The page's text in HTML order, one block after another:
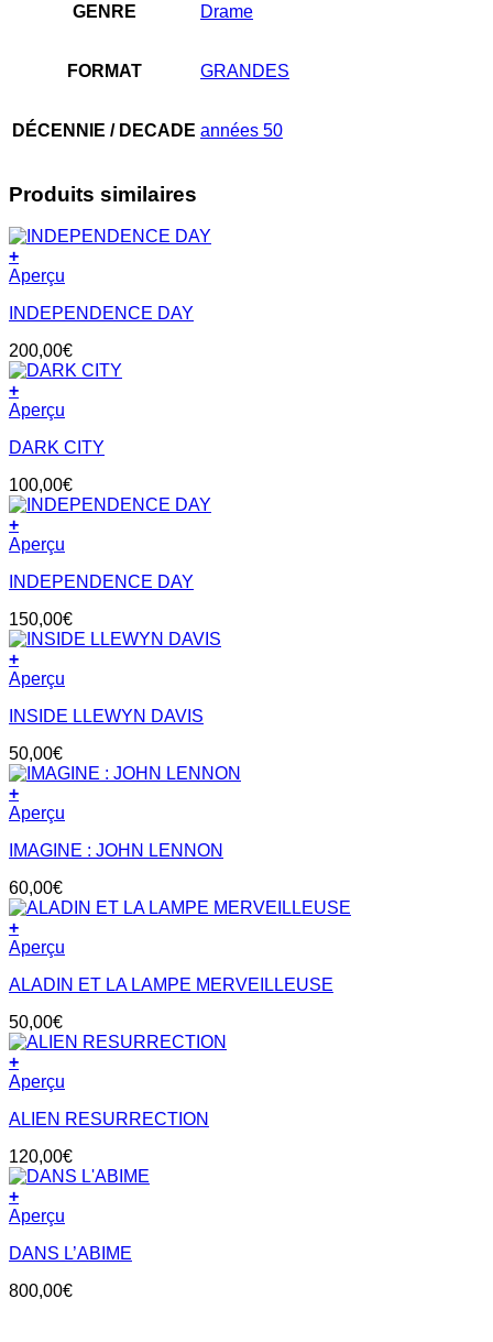
GENRE Drame
FORMAT GRANDES
DÉCENNIE / DECADE années 50
Produits similaires
+
Aperçu
INDEPENDENCE DAY
200,00€
+
Aperçu
DARK CITY
100,00€
+
Aperçu
INDEPENDENCE DAY
150,00€
+
Aperçu
INSIDE LLEWYN DAVIS
50,00€
+
Aperçu
IMAGINE : JOHN LENNON
60,00€
+
Aperçu
ALADIN ET LA LAMPE MERVEILLEUSE
50,00€
+
Aperçu
ALIEN RESURRECTION
120,00€
+
Aperçu
DANS L’ABIME
800,00€